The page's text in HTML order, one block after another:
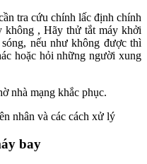
tra cứu chính lấc định chính
không , Hãy thử tắt máy khởi
nếu như không được thì
hoặc hỏi những người xung
nhà mạng khắc phục.
bay